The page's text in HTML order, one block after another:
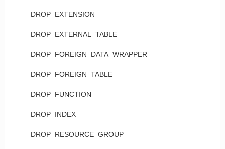
DROP_EXTENSION
DROP_EXTERNAL_TABLE
DROP_FOREIGN_DATA_WRAPPER
DROP_FOREIGN_TABLE
DROP_FUNCTION
DROP_INDEX
DROP_RESOURCE_GROUP